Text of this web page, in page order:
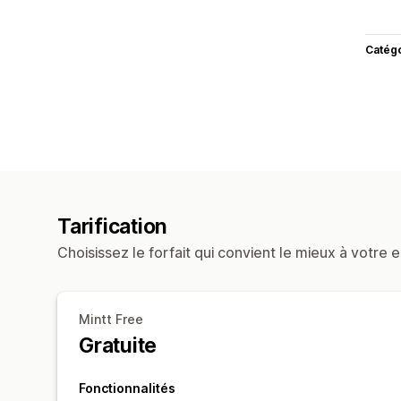
Tarification
Choisissez le forfait qui convient le mieux à votre
Mintt Free
Gratuite
Fonctionnalités